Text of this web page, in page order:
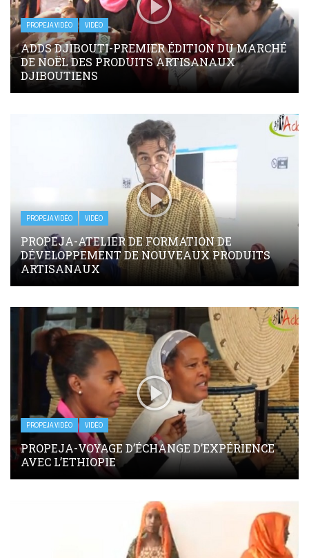
PROPEJA VIDÉO VIDÉO
ADDS DJIBOUTI-PREMIER ÉDITION DU MARCHÉ
DE NOËL DES PRODUITS ARTISANAUX
DJIBOUTIENS
PROPEJA VIDÉO VIDÉO
PROPEJA-ATELIER DE FORMATION DE
DÉVELOPPEMENT DE NOUVEAUX PRODUITS
ARTISANAUX
PROPEJA VIDÉO VIDÉO
PROPEJA-VOYAGE D’ÉCHANGE D’EXPÉRIENCE
AVEC L’ETHIOPIE